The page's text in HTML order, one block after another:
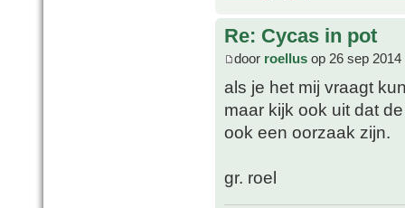
Re: Cycas in pot
door roellus op 26 sep 2014
als je het mij vraagt
maar kijk ook uit dat
ook een oorzaak zijn.
gr. roel